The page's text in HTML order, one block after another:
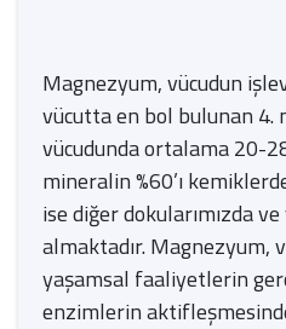
Magnezyum, vücudun
vücutta en bol bulunan 4.
vücudunda ortalama 20-
mineralin %60’ı
ise diğer dokularımızda ve
almaktadır. Magnezyum,
yaşamsal faaliyetlerin
enzimlerin